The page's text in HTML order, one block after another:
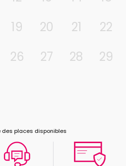
19 20 21
22
26 27 28
29
des places disponibles